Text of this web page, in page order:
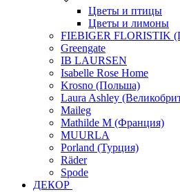
Цветы и птицы
Цветы и лимоны
FIEBIGER FLORISTIK
Greengate
IB LAURSEN
Isabelle Rose Home
Krosno (Польша)
Laura Ashley
Maileg
Mathilde M (Франция)
MUURLA
Porland (Турция)
Räder
Spode
ДЕКОР